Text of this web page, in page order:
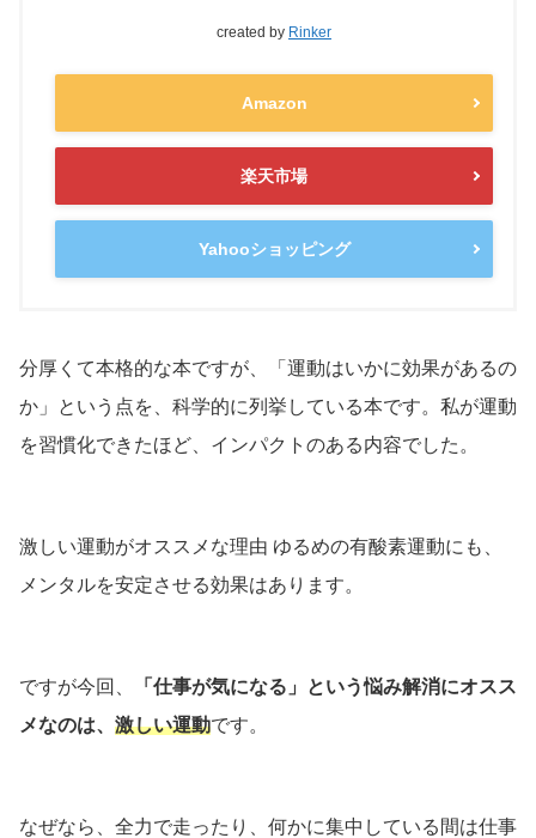
created by Rinker
Amazon
楽天市場
Yahooショッピング
分厚くて本格的な本ですが、「運動はいかに効果があるの
か」という点を、科学的に列挙している本です。私が運動
を習慣化できたほど、インパクトのある内容でした。
激しい運動がオススメな理由 ゆるめの有酸素運動にも、
メンタルを安定させる効果はあります。
ですが今回、
「仕事が気になる」という悩み解消にオスス
メなのは、 激しい運動です。
なぜなら、全力で走ったり、何かに集中している間は仕事